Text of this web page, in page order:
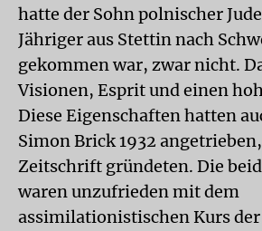
hatte der Sohn polnischer
Jähriger aus Stettin nach
gekommen war, zwar nicht.
Visionen, Esprit und einen
Diese Eigenschaften hatten
Simon Brick 1932
Zeitschrift gründeten. Die
waren unzufrieden mit dem
assimilationistischen Kurs